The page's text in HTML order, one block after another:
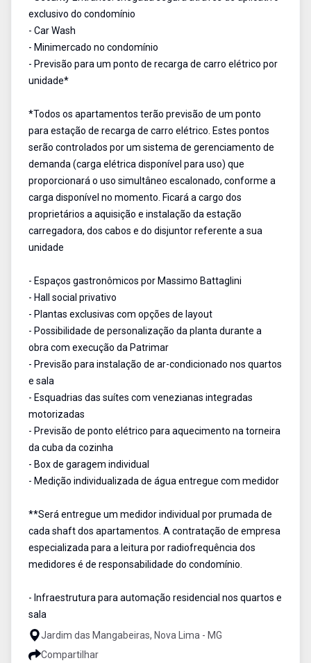
exclusivo do condomínio
- Car Wash
- Minimercado no condomínio
- Previsão para um ponto de recarga de carro elétrico por
unidade*
*Todos os apartamentos terão previsão de um ponto
para estação de recarga de carro elétrico. Estes pontos
serão controlados por um sistema de gerenciamento de
demanda (carga elétrica disponível para uso) que
proporcionará o uso simultâneo escalonado, conforme a
carga disponível no momento. Ficará a cargo dos
proprietários a aquisição e instalação da estação
carregadora, dos cabos e do disjuntor referente a sua
unidade
- Espaços gastronômicos por Massimo Battaglini
- Hall social privativo
- Plantas exclusivas com opções de layout
- Possibilidade de personalização da planta durante a
obra com execução da Patrimar
- Previsão para instalação de ar-condicionado nos quartos
e sala
- Esquadrias das suítes com venezianas integradas
motorizadas
- Previsão de ponto elétrico para aquecimento na torneira
da cuba da cozinha
- Box de garagem individual
- Medição individualizada de água entregue com medidor
**Será entregue um medidor individual por prumada de
cada shaft dos apartamentos. A contratação de empresa
especializada para a leitura por radiofrequência dos
medidores é de responsabilidade do condomínio.
- Infraestrutura para automação residencial nos quartos e
sala
Jardim das Mangabeiras, Nova Lima - MG
Compartilhar